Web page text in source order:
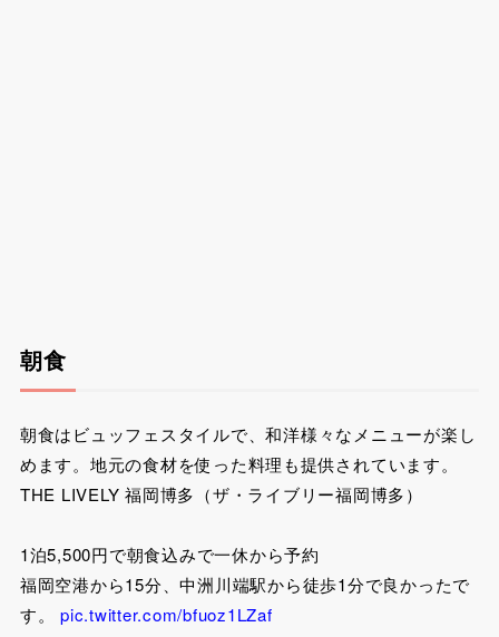
朝食
朝食はビュッフェスタイルで、和洋様々なメニューが楽し
めます。地元の食材を使った料理も提供されています。
THE LIVELY 福岡博多（ザ・ライブリー福岡博多）
1泊5,500円で朝食込みで一休から予約
福岡空港から15分、中洲川端駅から徒歩1分で良かったで
す。pic.twitter.com/bfuoz1LZaf